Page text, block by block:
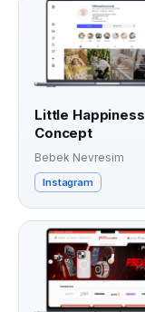
Little Happiness
Concept
Bebek Nevresim
Instagram